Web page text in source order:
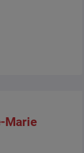
Marie